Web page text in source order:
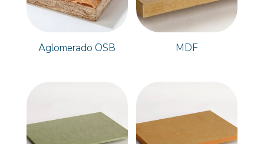
Aglomerado OSB MDF